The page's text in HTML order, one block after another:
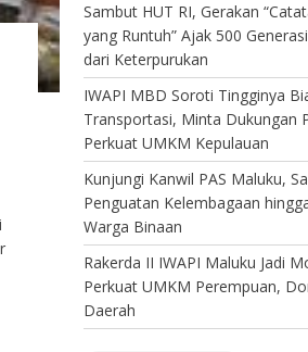
Sambut HUT RI, Gerakan
yang Runtuh” Ajak 500
dari Keterpurukan
IWAPI MBD Soroti Tingginya
Transportasi, Minta Dukungan
Perkuat UMKM Kepulauan
Kunjungi Kanwil PAS Maluku,
Penguatan Kelembagaan
Warga Binaan
Rakerda II IWAPI Maluku Jadi
Perkuat UMKM Perempuan,
Daerah